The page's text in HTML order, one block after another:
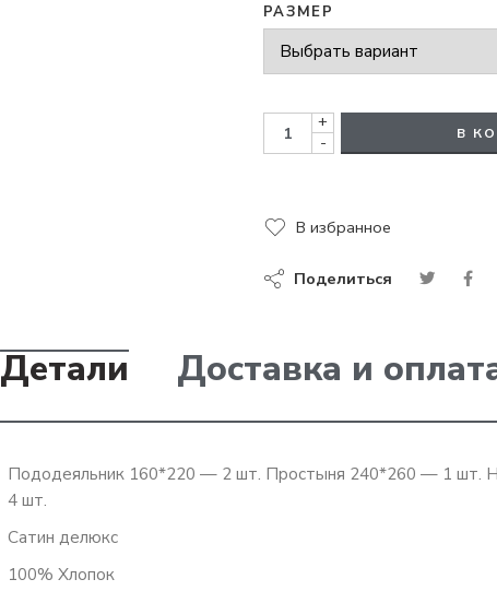
РАЗМЕР
+
-
В
В избранное
Поделиться
Детали Доставка и
Пододеяльник 160*220 — 2 шт. Простыня 240*260 — 1 шт.
4 шт.
Сатин делюкс
100% Хлопок